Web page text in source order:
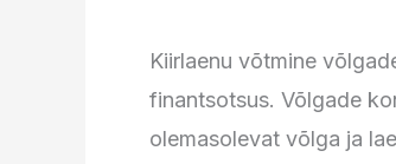
Kiirlaenu võtmine
finantsotsus. Võlgade
olemasolevat võlga ja